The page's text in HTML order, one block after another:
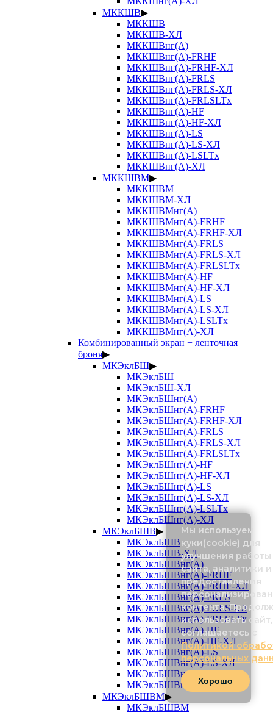
МККШВ▶
МККШВ
МККШВ-ХЛ
МККШВнг(А)
МККШВнг(А)-FRHF
МККШВнг(А)-FRHF-ХЛ
МККШВнг(А)-FRLS
МККШВнг(А)-FRLS-ХЛ
МККШВнг(А)-FRLSLTx
МККШВнг(А)-HF
МККШВнг(А)-HF-ХЛ
МККШВнг(А)-LS
МККШВнг(А)-LS-ХЛ
МККШВнг(А)-LSLTx
МККШВнг(А)-ХЛ
МККШВМ▶
МККШВМ
МККШВМ-ХЛ
МККШВМнг(А)
МККШВМнг(А)-FRHF
МККШВМнг(А)-FRHF-ХЛ
МККШВМнг(А)-FRLS
МККШВМнг(А)-FRLS-ХЛ
МККШВМнг(А)-FRLSLTx
МККШВМнг(А)-HF
МККШВМнг(А)-HF-ХЛ
МККШВМнг(А)-LS
МККШВМнг(А)-LS-ХЛ
МККШВМнг(А)-LSLTx
МККШВМнг(А)-ХЛ
Комбинированный экран + ленточная
броня▶
МКЭклБШ▶
МКЭклБШ
МКЭклБШ-ХЛ
МКЭклБШнг(А)
МКЭклБШнг(А)-FRHF
МКЭклБШнг(А)-FRHF-ХЛ
МКЭклБШнг(А)-FRLS
МКЭклБШнг(А)-FRLS-ХЛ
МКЭклБШнг(А)-FRLSLTx
МКЭклБШнг(А)-HF
МКЭклБШнг(А)-HF-ХЛ
МКЭклБШнг(А)-LS
МКЭклБШнг(А)-LS-ХЛ
МКЭклБШнг(А)-LSLTx
МКЭклБШнг(А)-ХЛ
МКЭклБШВ▶
МКЭклБШВ
МКЭклБШВ-ХЛ
МКЭклБШВнг(А)
МКЭклБШВнг(А)-FRHF
МКЭклБШВнг(А)-FRHF-ХЛ
МКЭклБШВнг(А)-FRLS
МКЭклБШВнг(А)-FRLS-ХЛ
МКЭклБШВнг(А)-FRLSLTx
МКЭклБШВнг(А)-HF
МКЭклБШВнг(А)-HF-ХЛ
МКЭклБШВнг(А)-LS
МКЭклБШВнг(А)-LS-ХЛ
МКЭклБШВнг(А)-LSLTx
МКЭклБШВнг(А)-ХЛ
МКЭклБШВМ▶
МКЭклБШВМ
Мы используем
куки(cookie) для
улучшения работы
сайта, аналитики и
предоставления
контента.
использовать
соглашаетесь с
Политикой
персональных
Хорошо